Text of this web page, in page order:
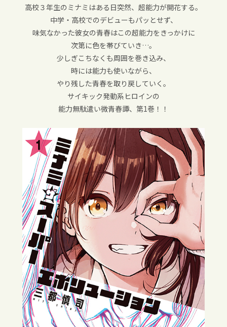
高校３年生のミナミはある日突然、超能力が開花する。
中学・高校でのデビューもパッとせず、
味気なかった彼女の青春はこの超能力をきっかけに
次第に色を帯びていき…。
少しぎこちなくも周囲を巻き込み、
時には能力も使いながら、
やり残した青春を取り戻していく。
サイキック発動系ヒロインの
能力無駄遣い微青春譚、第1巻！！